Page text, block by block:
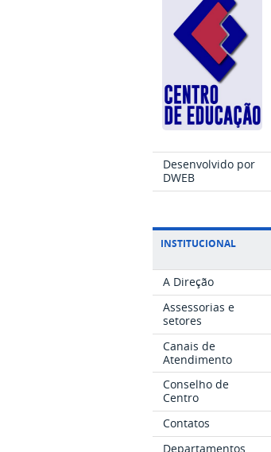
Desenvolvido por
DWEB
INSTITUCIONAL
A Direção
Assessorias e
setores
Canais de
Atendimento
Conselho de
Centro
Contatos
Departamentos